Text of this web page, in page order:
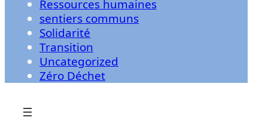
Ressources humaines
sentiers communs
Solidarité
Transition
Uncategorized
Zéro Déchet